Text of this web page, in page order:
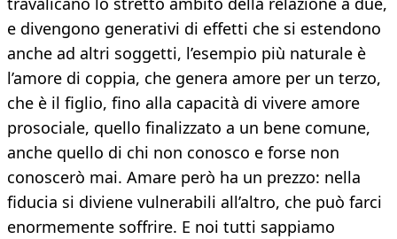
e divengono generativi di effetti che si estendono
anche ad altri soggetti, l’esempio più naturale è
l’amore di coppia, che genera amore per un terzo,
che è il figlio, fino alla capacità di vivere amore
prosociale, quello finalizzato a un bene comune,
anche quello di chi non conosco e forse non
conoscerò mai. Amare però ha un prezzo: nella
fiducia si diviene vulnerabili all’altro, che può farci
enormemente soffrire. E noi tutti sappiamo